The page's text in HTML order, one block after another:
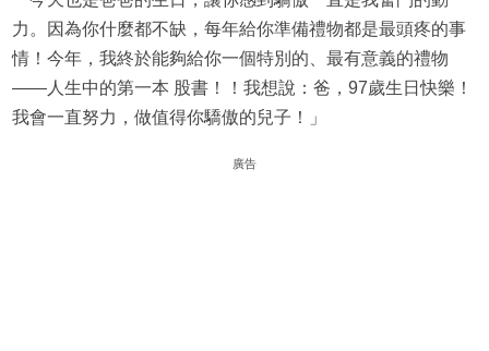
力。因為你什麼都不缺，每年給你準備禮物都是最頭疼的事
情！今年，我終於能夠給你一個特別的、最有意義的禮物
——人生中的第一本 股書！！我想說：爸，97歲生日快樂！
我會一直努力，做值得你驕傲的兒子！」
廣告